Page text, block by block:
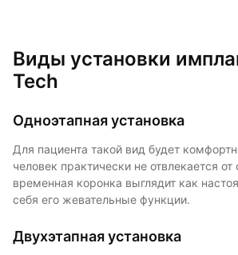
Виды установки
Tech
Одноэтапная установка
Для пациента такой вид будет
человек практически не отвлекается
временная коронка выглядит как
себя его жевательные функции.
Двухэтапная установка